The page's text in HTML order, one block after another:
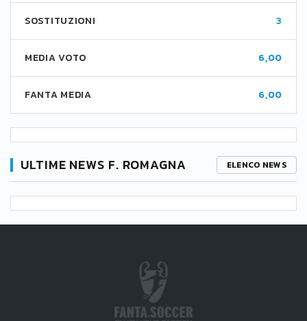
SOSTITUZIONI 3
MEDIA VOTO 6,00
FANTA MEDIA 6,00
ULTIME NEWS F. ROMAGNA ELENCO NEWS